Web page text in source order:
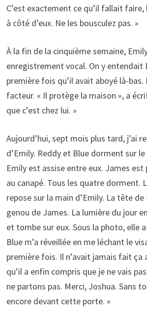
C’est exactement ce qu’il fallait
à côté d’eux. Ne les bousculez pas. »
À la fin de la cinquième semaine,
enregistrement vocal. On y entendait
première fois qu’il avait aboyé là-
facteur. « Il protège la maison », a
que c’est chez lui. »
Aujourd’hui, sept mois plus tard, j’ai
d’Emily. Reddy et Blue dorment sur
Emily est assise entre eux. James
au canapé. Tous les quatre dorment.
repose sur la main d’Emily. La tête
genou de James. La lumière du jour
et tombe sur eux. Sous la photo, elle
Blue m’a réveillée en me léchant le
première fois. Il n’avait jamais fait ça
qu’il a enfin compris que je ne vais
ne partons pas. Merci, Joshua. Sans
encore devant cette porte. »